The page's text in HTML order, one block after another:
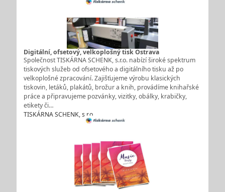
Digitální, ofsetový, velkoplošný tisk Ostrava
Společnost TISKÁRNA SCHENK, s.r.o. nabízí široké spektrum
tiskových služeb od ofsetového a digitálního tisku až po
velkoplošné zpracování. Zajišťujeme výrobu klasických
tiskovin, letáků, plakátů, brožur a knih, provádíme knihařské
práce a připravujeme pozvánky, vizitky, obálky, krabičky,
etikety či…
TISKÁRNA SCHENK, s.r.o.